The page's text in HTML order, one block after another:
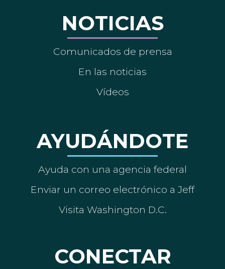
NOTICIAS
Comunicados de prensa
En las noticias
Vídeos
AYUDÁNDOTE
Ayuda con una agencia federal
Enviar un correo electrónico a Jeff
Visita Washington D.C.
CONECTAR